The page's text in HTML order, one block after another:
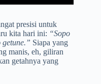
presisi untuk
kita hari ini: “Sopo
getune.” Siapa yang
manis, eh, giliran
getahnya yang